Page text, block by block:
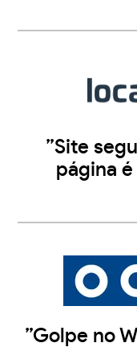
”Site
página
”Golpe no